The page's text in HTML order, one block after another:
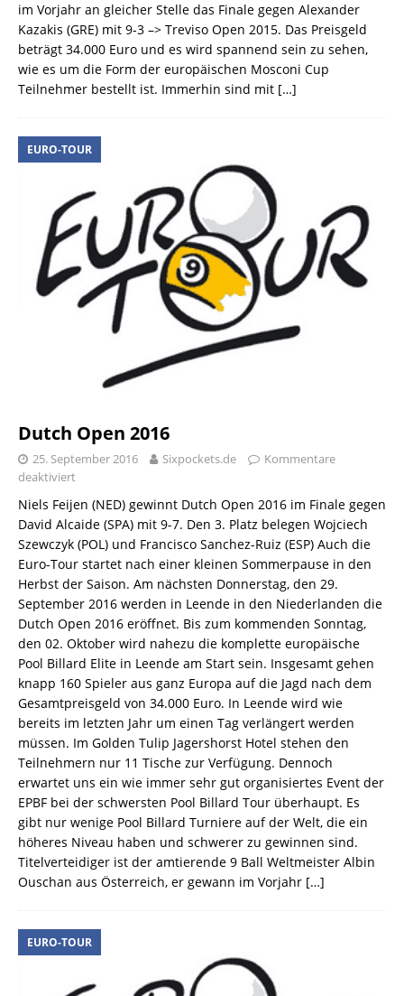
im Vorjahr an gleicher Stelle das Finale gegen Alexander
Kazakis (GRE) mit 9-3 –> Treviso Open 2015. Das Preisgeld
beträgt 34.000 Euro und es wird spannend sein zu sehen,
wie es um die Form der europäischen Mosconi Cup
Teilnehmer bestellt ist. Immerhin sind mit […]
EURO-TOUR
Dutch Open 2016
25. September 2016 Sixpockets.de
Kommentare
deaktiviert
Niels Feijen (NED) gewinnt Dutch Open 2016 im Finale gegen
David Alcaide (SPA) mit 9-7. Den 3. Platz belegen Wojciech
Szewczyk (POL) und Francisco Sanchez-Ruiz (ESP) Auch die
Euro-Tour startet nach einer kleinen Sommerpause in den
Herbst der Saison. Am nächsten Donnerstag, den 29.
September 2016 werden in Leende in den Niederlanden die
Dutch Open 2016 eröffnet. Bis zum kommenden Sonntag,
den 02. Oktober wird nahezu die komplette europäische
Pool Billard Elite in Leende am Start sein. Insgesamt gehen
knapp 160 Spieler aus ganz Europa auf die Jagd nach dem
Gesamtpreisgeld von 34.000 Euro. In Leende wird wie
bereits im letzten Jahr um einen Tag verlängert werden
müssen. Im Golden Tulip Jagershorst Hotel stehen den
Teilnehmern nur 11 Tische zur Verfügung. Dennoch
erwartet uns ein wie immer sehr gut organisiertes Event der
EPBF bei der schwersten Pool Billard Tour überhaupt. Es
gibt nur wenige Pool Billard Turniere auf der Welt, die ein
höheres Niveau haben und schwerer zu gewinnen sind.
Titelverteidiger ist der amtierende 9 Ball Weltmeister Albin
Ouschan aus Österreich, er gewann im Vorjahr […]
EURO-TOUR